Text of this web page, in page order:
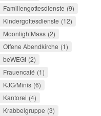
Familiengottesdienste 9
Kindergottesdienste 12
MoonlightMass 2
Offene Abendkirche 1
beWEGt 2
Frauencafé 1
KJG/Minis 6
Kantorei 4
Krabbelgruppe 3